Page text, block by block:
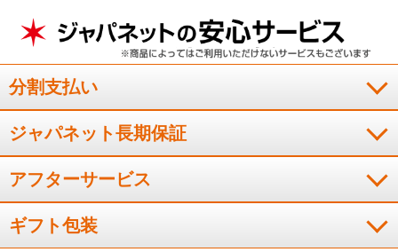
分割支払い
ジャパネット長期保証
アフターサービス
ギフト包装